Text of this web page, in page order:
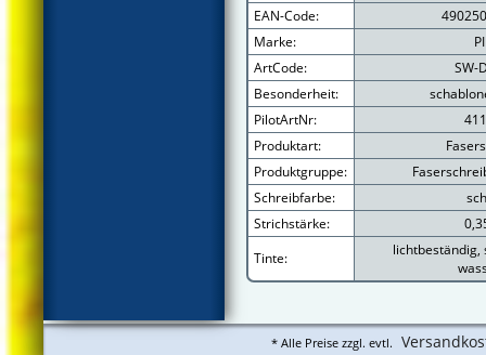
EAN-Code:
Marke:
ArtCode:
SW-
Besonderheit:
PilotArtNr:
Produktart:
Produktgruppe:
Schreibfarbe:
Strichstärke:
Tinte:
lichtbeständig,
* Alle Preise zzgl. evtl.